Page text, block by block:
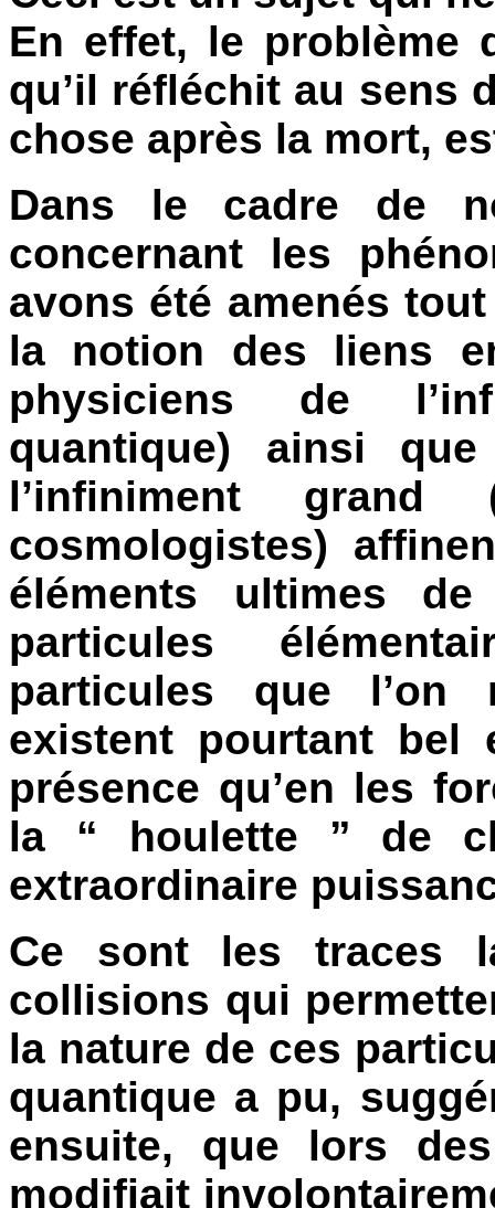
En effet, le problème
qu’il réfléchit au sens
chose après la mort,
Dans le cadre de
concernant les
avons été amenés
la notion des liens
physiciens de
quantique) ainsi que
l’infiniment grand
cosmologistes)
éléments ultimes
particules
particules que l’on
existent pourtant bel
présence qu’en les
la “ houlette ” de
extraordinaire
Ce sont les traces
collisions qui
la nature de ces
quantique a pu,
ensuite, que lors des
modifiait